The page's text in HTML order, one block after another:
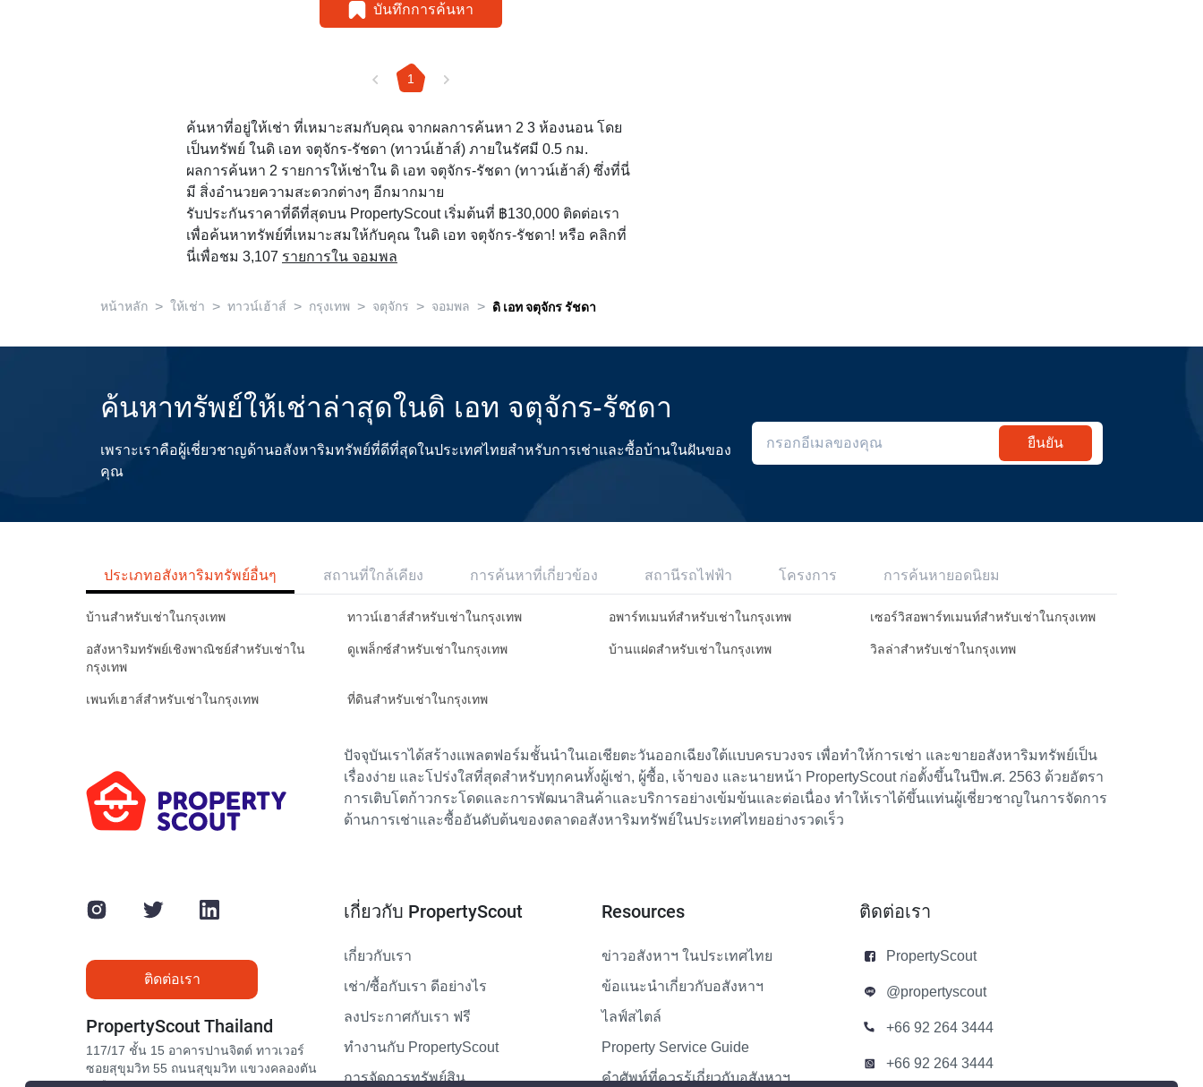
บันทึกการค้นหา
1
ค้นหาที่อยู่ให้เช่า ที่เหมาะสมกับคุณ จากผลการค้นหา 2 3 ห้องนอน โดย
เป็นทรัพย์ ในดิ เอท จตุจักร-รัชดา (ทาวน์เฮ้าส์) ภายในรัศมี 0.5 กม.
ผลการค้นหา 2 รายการให้เช่าใน ดิ เอท จตุจักร-รัชดา (ทาวน์เฮ้าส์) ซึ่งที่นี่
มี สิ่งอำนวยความสะดวกต่างๆ อีกมากมาย
รับประกันราคาที่ดีที่สุดบน PropertyScout เริ่มต้นที่ ฿130,000 ติดต่อเรา
เพื่อค้นหาทรัพย์ที่เหมาะสมให้กับคุณ ในดิ เอท จตุจักร-รัชดา! หรือ คลิกที่
นี่เพื่อชม 3,107 รายการใน จอมพล
หน้าหลัก > ให้เช่า > ทาวน์เฮ้าส์ > กรุงเทพ > จตุจักร > จอมพล > ดิ เอท จตุจักร รัชดา
ค้นหาทรัพย์ให้เช่าล่าสุดในดิ เอท จตุจักร-รัชดา
เพราะเราคือผู้เชี่ยวชาญด้านอสังหาริมทรัพย์ที่ดีที่สุดในประเทศไทยสำหรับการเช่าและซื้อบ้านในฝันของ
คุณ
ยืนยัน
ประเภทอสังหาริมทรัพย์อื่นๆ สถานที่ใกล้เคียง การค้นหาที่เกี่ยวข้อง สถานีรถไฟฟ้า โครงการ การค้นหายอดนิยม
บ้านสำหรับเช่าในกรุงเทพ ทาวน์เฮาส์สำหรับเช่าในกรุงเทพ อพาร์ทเมนท์สำหรับเช่าในกรุงเทพ เซอร์วิสอพาร์ทเมนท์สำหรับเช่าในกรุงเทพ
อสังหาริมทรัพย์เชิงพาณิชย์สำหรับเช่าใน
กรุงเทพ
ดูเพล็กซ์สำหรับเช่าในกรุงเทพ บ้านแฝดสำหรับเช่าในกรุงเทพ วิลล่าสำหรับเช่าในกรุงเทพ
เพนท์เฮาส์สำหรับเช่าในกรุงเทพ ที่ดินสำหรับเช่าในกรุงเทพ
ปัจจุบันเราได้สร้างแพลตฟอร์มชั้นนำในเอเชียตะวันออกเฉียงใต้แบบครบวงจร เพื่อทำให้การเช่า และขายอสังหาริมทรัพย์เป็น
เรื่องง่าย และโปร่งใสที่สุดสำหรับทุกคนทั้งผู้เช่า, ผู้ซื้อ, เจ้าของ และนายหน้า PropertyScout ก่อตั้งขึ้นในปีพ.ศ. 2563 ด้วยอัตรา
การเติบโตก้าวกระโดดและการพัฒนาสินค้าและบริการอย่างเข้มข้นและต่อเนื่อง ทำให้เราได้ขึ้นแท่นผู้เชี่ยวชาญในการจัดการ
ด้านการเช่าและซื้ออันดับต้นของตลาดอสังหาริมทรัพย์ในประเทศไทยอย่างรวดเร็ว
ติดต่อเรา
PropertyScout Thailand
117/17 ชั้น 15 อาคารปานจิตต์ ทาวเวอร์
ซอยสุขุมวิท 55 ถนนสุขุมวิท แขวงคลองตัน
เกี่ยวกับ PropertyScout
เกี่ยวกับเรา
เช่า/ซื้อกับเรา ดีอย่างไร
ลงประกาศกับเรา ฟรี
ทำงานกับ PropertyScout
การจัดการทรัพย์สิน
Resources
ข่าวอสังหาฯ ในประเทศไทย
ข้อแนะนำเกี่ยวกับอสังหาฯ
ไลฟ์สไตล์
Property Service Guide
คำศัพท์ที่ควรรู้เกี่ยวกับอสังหาฯ
ติดต่อเรา
PropertyScout
@propertyscout
+66 92 264 3444
+66 92 264 3444